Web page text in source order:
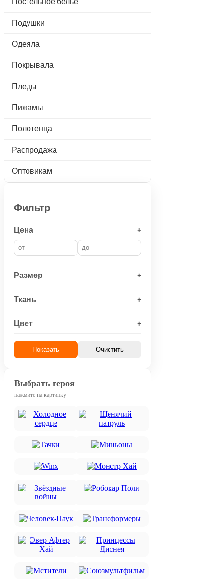
Подушки
Одеяла
Покрывала
Пледы
Пижамы
Полотенца
Распродажа
Оптовикам
Фильтр
Цена +
Размер +
Ткань +
Цвет +
Показать Очистить
Выбрать героя
нажмите на картинку